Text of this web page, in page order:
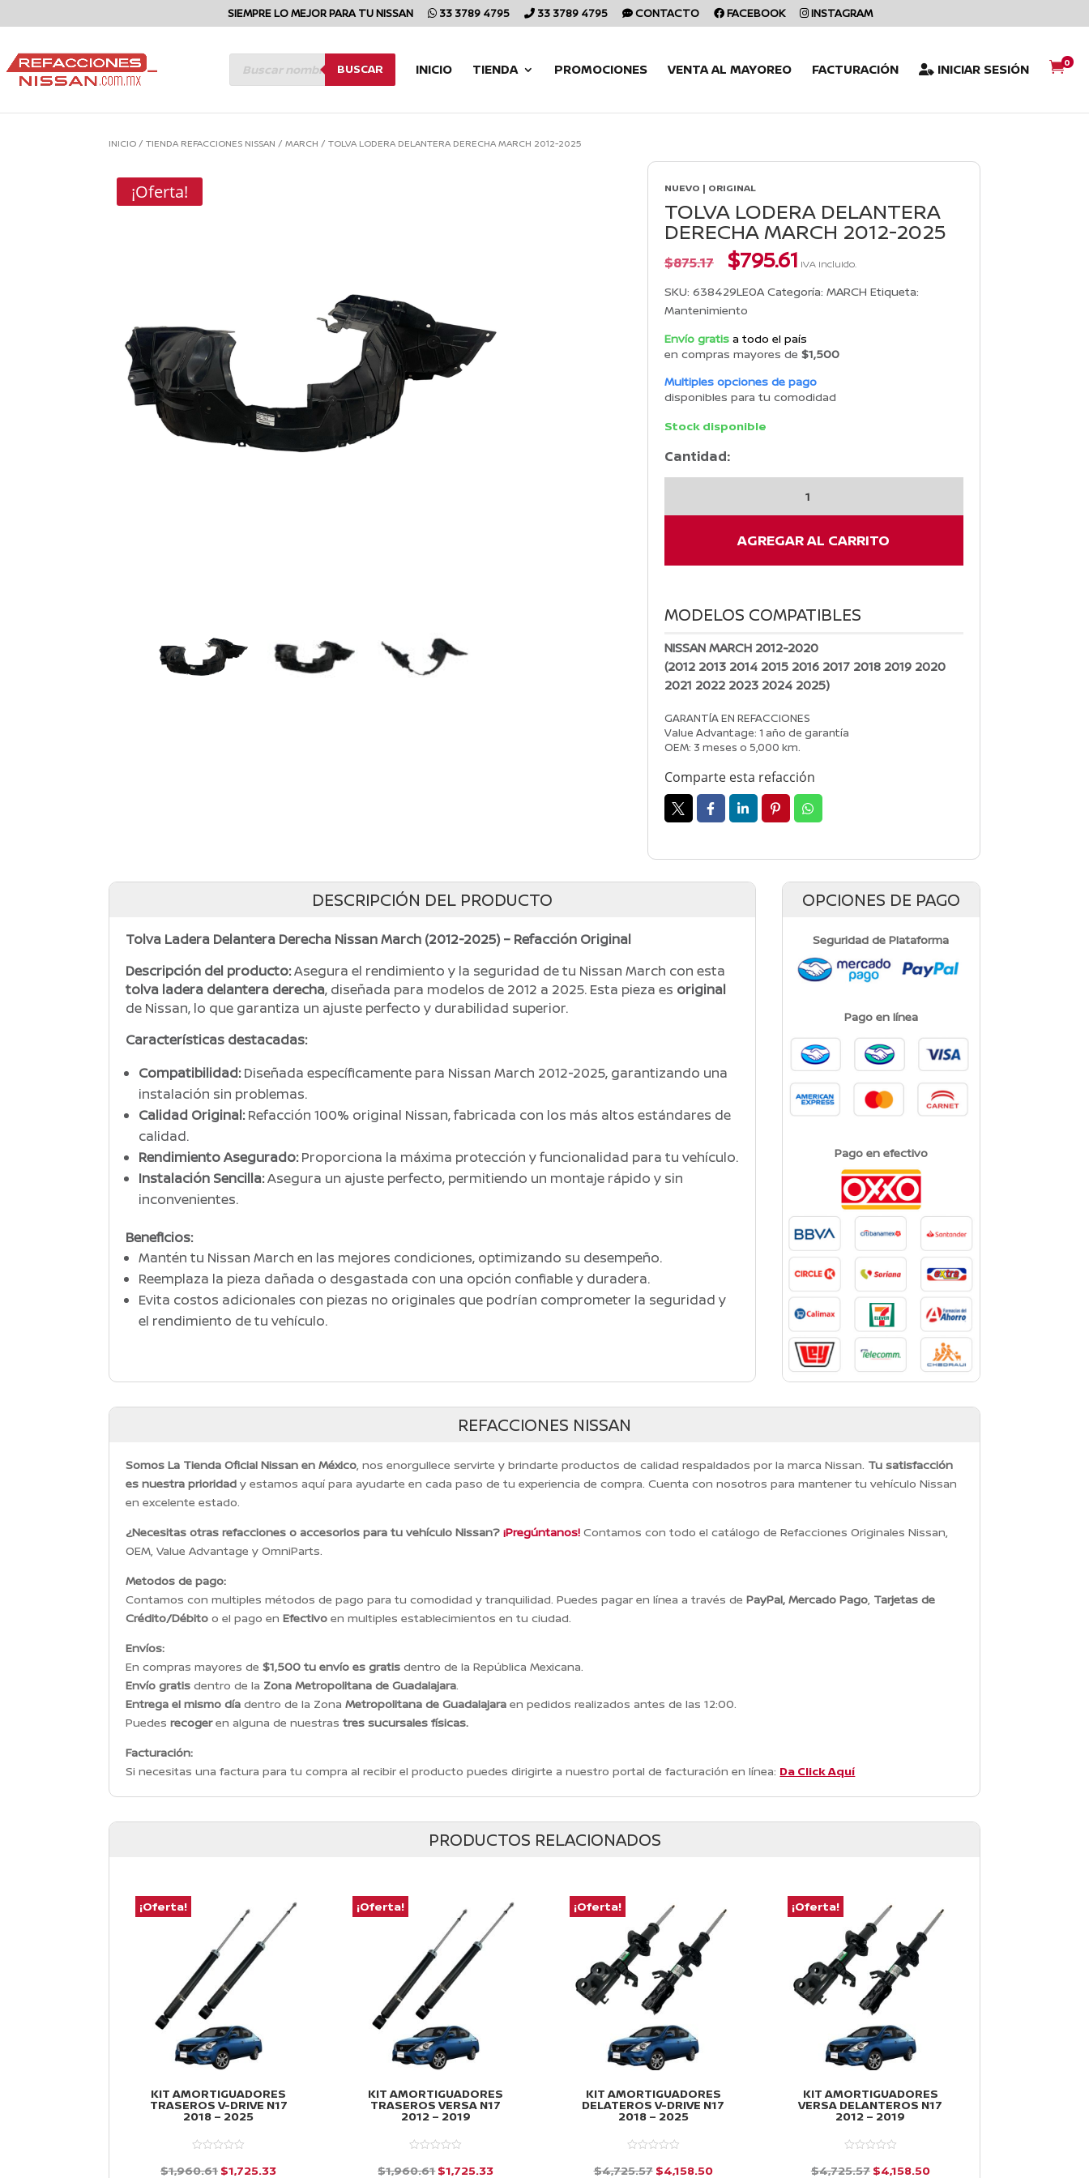
SIEMPRE LO MEJOR PARA TU NISSAN 33 3789 4795 33 3789 4795 CONTACTO FACEBOOK INSTAGRAM
BÚSQUEDA
DE
PRODUCTOS
BUSCAR INICIO TIENDA PROMOCIONES VENTA AL MAYOREO FACTURACIÓN INICIAR SESIÓN 0
INICIO /TIENDA REFACCIONES NISSAN /MARCH /TOLVA LODERA DELANTERA DERECHA MARCH 2012-2025
¡Oferta! NUEVO | ORIGINAL
TOLVA LODERA DELANTERA
DERECHA MARCH 2012-2025
$875.17 El
precio
original
era:
$875.17.
$795.61El
precio
actual
$795.61.
IVA incluido.
SKU: 638429LE0A Categoría: MARCH Etiqueta:
Mantenimiento
Envío gratis a todo el país
en compras mayores de $1,500
Multiples opciones de pago
disponibles para tu comodidad
Stock disponible
Cantidad:
cantidad
AGREGAR AL CARRITO
MODELOS COMPATIBLES
NISSAN MARCH 2012-2020
(2012 2013 2014 2015 2016 2017 2018 2019 2020
2021 2022 2023 2024 2025)
GARANTÍA EN REFACCIONES
Value Advantage: 1 año de garantía
OEM: 3 meses o 5,000 km.
Comparte esta refacción
DESCRIPCIÓN DEL PRODUCTO
Tolva Ladera Delantera Derecha Nissan March (2012-2025) – Refacción Original
Descripción del producto:Asegura el rendimiento y la seguridad de tu Nissan March con esta
tolva ladera delantera derecha, diseñada para modelos de 2012 a 2025. Esta pieza es original
de Nissan, lo que garantiza un ajuste perfecto y durabilidad superior.
Características destacadas:
Compatibilidad:Diseñada específicamente para Nissan March 2012-2025, garantizando una
instalación sin problemas.
Calidad Original:Refacción 100% original Nissan, fabricada con los más altos estándares de
calidad.
Rendimiento Asegurado:Proporciona la máxima protección y funcionalidad para tu vehículo.
Instalación Sencilla:Asegura un ajuste perfecto, permitiendo un montaje rápido y sin
inconvenientes.
Beneficios:
Mantén tu Nissan March en las mejores condiciones, optimizando su desempeño.
Reemplaza la pieza dañada o desgastada con una opción confiable y duradera.
Evita costos adicionales con piezas no originales que podrían comprometer la seguridad y
el rendimiento de tu vehículo.
OPCIONES DE PAGO
Seguridad de Plataforma
Pago en línea
Pago en efectivo
REFACCIONES NISSAN
Somos La Tienda Oficial Nissan en México, nos enorgullece servirte y brindarte productos de calidad respaldados por la marca Nissan. Tu satisfacción
es nuestra prioridad y estamos aquí para ayudarte en cada paso de tu experiencia de compra. Cuenta con nosotros para mantener tu vehículo Nissan
en excelente estado.
¿Necesitas otras refacciones o accesorios para tu vehículo Nissan?¡Pregúntanos! Contamos con todo el catálogo de Refacciones Originales Nissan,
OEM, Value Advantage y OmniParts.
Metodos de pago:
Contamos con multiples métodos de pago para tu comodidad y tranquilidad. Puedes pagar en línea a través dePayPal, Mercado Pago, Tarjetas de
Crédito/Débito o el pago enEfectivo en multiples establecimientos en tu ciudad.
Envíos:
En compras mayores de$1,500 tu envío es gratis dentro de la República Mexicana.
Envío gratis dentro de la Zona Metropolitana de Guadalajara.
Entrega el mismo día dentro de la ZonaMetropolitana de Guadalajara en pedidos realizados antes de las 12:00.
Puedesrecogeren alguna de nuestrastres sucursales físicas.
Facturación:
Si necesitas una factura para tu compra al recibir el producto puedes dirigirte a nuestro portal de facturación en línea: Da Click Aquí
PRODUCTOS RELACIONADOS
¡Oferta!
KIT AMORTIGUADORES
TRASEROS V-DRIVE N17
2018 – 2025
$1,960.61 El
$1,725.33El
¡Oferta!
KIT AMORTIGUADORES
TRASEROS VERSA N17
2012 – 2019
$1,960.61El
$1,725.33El
¡Oferta!
KIT AMORTIGUADORES
DELATEROS V-DRIVE N17
2018 – 2025
$4,725.57 El
$4,158.50El
¡Oferta!
KIT AMORTIGUADORES
VERSA DELANTEROS N17
2012 – 2019
$4,725.57 El
$4,158.50El